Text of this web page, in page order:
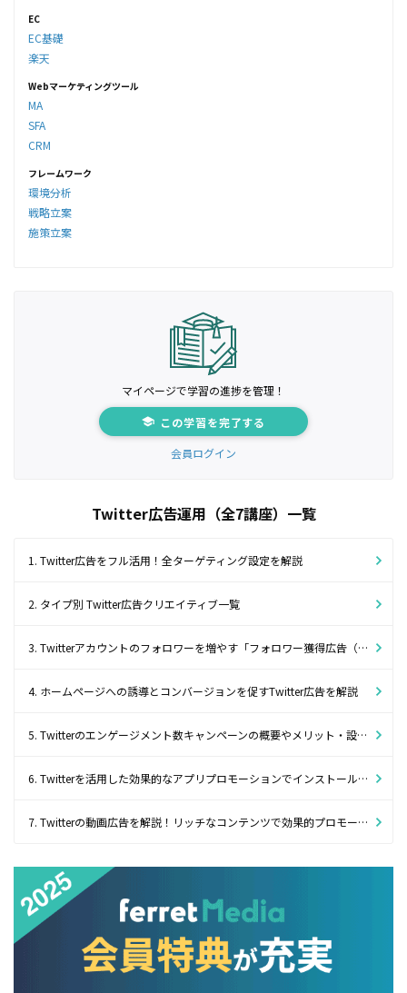
EC
EC基礎
楽天
Webマーケティングツール
MA
SFA
CRM
フレームワーク
環境分析
戦略立案
施策立案
マイページで学習の進捗を管理！
この学習を完了する
会員ログイン
Twitter広告運用（全7講座）一覧
1. Twitter広告をフル活用！全ターゲティング設定を解説
2. タイプ別 Twitter広告クリエイティブ一覧
3. Twitterアカウントのフォロワーを増やす「フォロワー獲得広告（旧プロモアカウント）」
4. ホームページへの誘導とコンバージョンを促すTwitter広告を解説
5. Twitterのエンゲージメント数キャンペーンの概要やメリット・設定の手順6ステップ
6. Twitterを活用した効果的なアプリプロモーションでインストール数を増加させよう
7. Twitterの動画広告を解説！リッチなコンテンツで効果的プロモーションが可能